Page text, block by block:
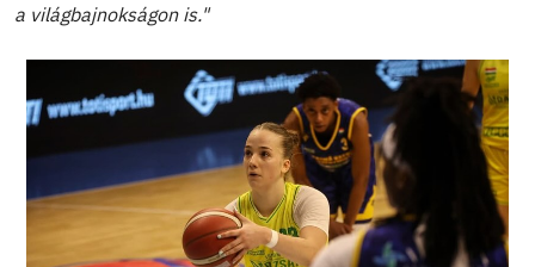
a világbajnokságon is."